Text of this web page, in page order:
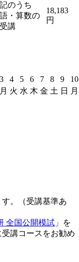
記のうち
・算数の
講
18,183
円
3 4 5 6 7 8 9
10
月 火 水 木 金 土 日 月
す。（受講基準あ
全国公開模試 」を
講コースをお勧め